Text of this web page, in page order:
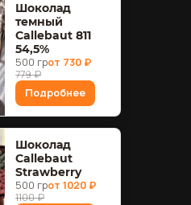
Шоколад
темный
Callebaut 811
54,5%
500 грот 730 ₽
779 ₽
Подробнее
Шоколад
Callebaut
Strawberry
500 грот 1020 ₽
1100 ₽